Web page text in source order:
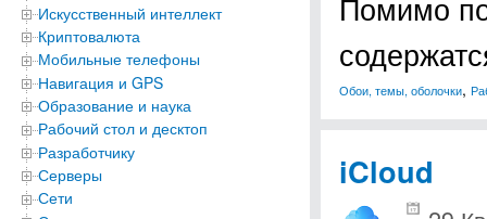
Искусственный интеллект
Криптовалюта
Мобильные телефоны
Навигация и GPS
Образование и наука
Рабочий стол и десктоп
Разработчику
Серверы
Сети
Обои, темы, оболочки,
iCloud